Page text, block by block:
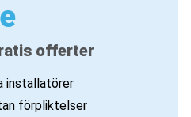
offerter
installatörer
förpliktelser